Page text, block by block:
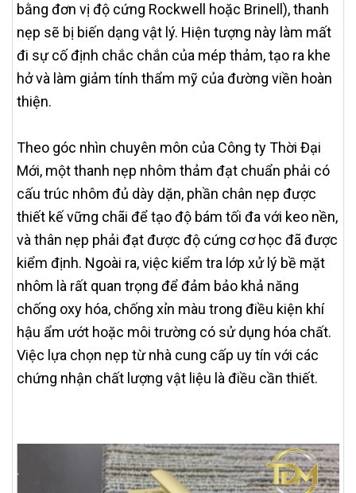
bằng đơn vị độ cứng Rockwell hoặc Brinell), thanh
nẹp sẽ bị biến dạng vật lý. Hiện tượng này làm mất
đi sự cố định chắc chắn của mép thảm, tạo ra khe
hở và làm giảm tính thẩm mỹ của đường viền hoàn
thiện.
Theo góc nhìn chuyên môn của Công ty Thời Đại
Mới, một thanh nẹp nhôm thảm đạt chuẩn phải có
cấu trúc nhôm đủ dày dặn, phần chân nẹp được
thiết kế vững chãi để tạo độ bám tối đa với keo nền,
và thân nẹp phải đạt được độ cứng cơ học đã được
kiểm định. Ngoài ra, việc kiểm tra lớp xử lý bề mặt
nhôm là rất quan trọng để đảm bảo khả năng
chống oxy hóa, chống xỉn màu trong điều kiện khí
hậu ẩm ướt hoặc môi trường có sử dụng hóa chất.
Việc lựa chọn nẹp từ nhà cung cấp uy tín với các
chứng nhận chất lượng vật liệu là điều cần thiết.